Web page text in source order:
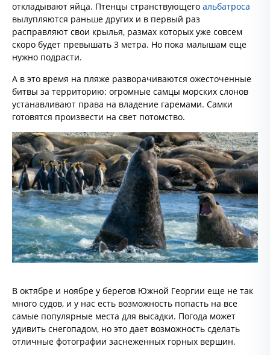
откладывают яйца. Птенцы странствующего альбатроса
вылупляются раньше других и в первый раз
расправляют свои крылья, размах которых уже совсем
скоро будет превышать 3 метра. Но пока малышам еще
нужно подрасти.
А в это время на пляже разворачиваются ожесточенные
битвы за территорию: огромные самцы морских слонов
устанавливают права на владение гаремами. Самки
готовятся произвести на свет потомство.
В октябре и ноябре у берегов Южной Георгии еще не так
много судов, и у нас есть возможность попасть на все
самые популярные места для высадки. Погода может
удивить снегопадом, но это дает возможность сделать
отличные фотографии заснеженных горных вершин.